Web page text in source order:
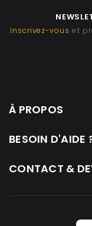
Inscrivez-vous et
À PROPOS
BESOIN D'AIDE
CONTACT &